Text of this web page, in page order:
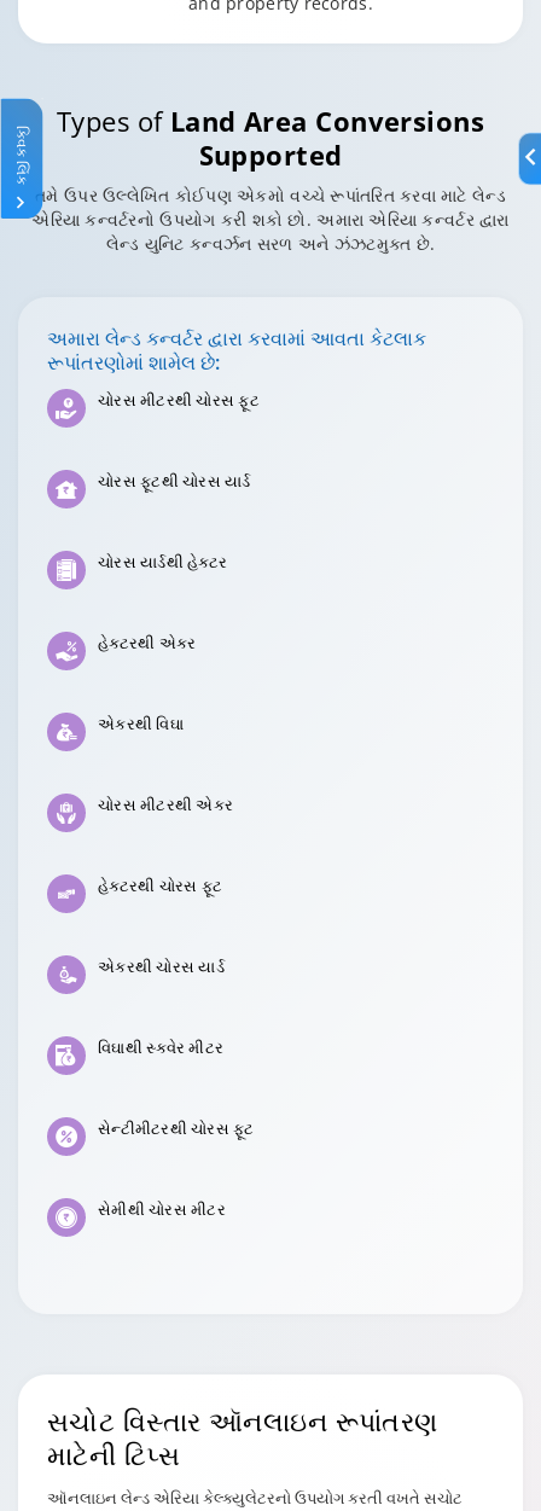
Types of Land Area Conversions
Supported
તમે ઉપર ઉલ્લેખિત કોઈપણ એકમો વચ્ચે રૂપાંતરિત કરવા માટે લેન્ડ
એરિયા કન્વર્ટરનો ઉપયોગ કરી શકો છો. અમારા એરિયા કન્વર્ટર દ્વારા
લેન્ડ યુનિટ કન્વર્ઝન સરળ અને ઝંઝટમુક્ત છે.
અમારા લેન્ડ કન્વર્ટર દ્વારા કરવામાં આવતા કેટલાક
રૂપાંતરણોમાં શામેલ છે:
ચોરસ મીટરથી ચોરસ ફૂટ
ચોરસ ફૂટથી ચોરસ યાર્ડ
ચોરસ યાર્ડથી હેક્ટર
હેક્ટરથી એકર
એકરથી વિઘા
ચોરસ મીટરથી એકર
હેક્ટરથી ચોરસ ફૂટ
એકરથી ચોરસ યાર્ડ
વિઘાથી સ્ક્વેર મીટર
સેન્ટીમીટરથી ચોરસ ફૂટ
સેમીથી ચોરસ મીટર
સચોટ વિસ્તાર ઑનલાઇન રૂપાંતરણ
માટેની ટિપ્સ
ઑનલાઇન લેન્ડ એરિયા કેલ્ક્યુલેટરનો ઉપયોગ કરતી વખતે સચોટ
ક્વિક લિંક